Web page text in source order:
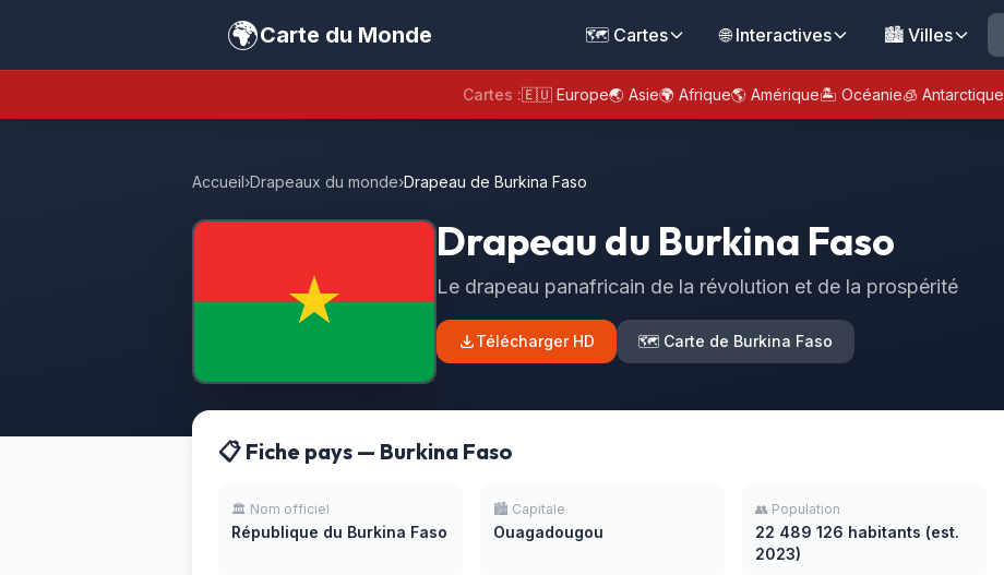
🌍Carte du Monde 🗺️ Cartes 🌐 Interactives 🏙️ Villes
Cartes :🇪🇺 Europe🌏 Asie🌍 Afrique🌎 Amérique🏝️ Océanie🧊 Antarctique
Accueil›Drapeaux du monde›Drapeau de Burkina Faso
Drapeau du Burkina Faso
Le drapeau panafricain de la révolution et de la prospérité
Télécharger HD 🗺️ Carte de Burkina Faso
📋 Fiche pays — Burkina Faso
🏛️ Nom officiel
République du Burkina Faso
🏙️ Capitale
Ouagadougou
👥 Population
22 489 126 habitants (est.
2023)